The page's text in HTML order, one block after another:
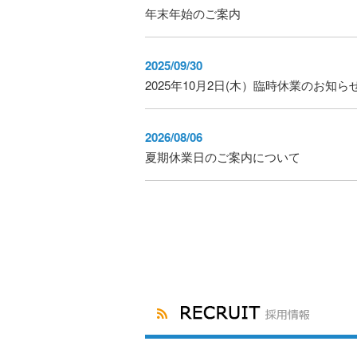
年末年始のご案内
2025/09/30
2025年10月2日(木）臨時休業のお知ら
2026/08/06
夏期休業日のご案内について